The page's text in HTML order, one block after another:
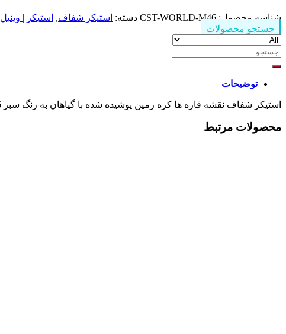
شناسه محصول:CST-WORLD-M46 دسته: استیکر شفاف, استیکر | وینیل
جستجو محصولات
جستجو
توضیحات
استیکر شفاف نقشه قاره ها کره زمین پوشیده شده با گیاهان به رنگ سبز CST-WORLD-M46
محصولات مرتبط